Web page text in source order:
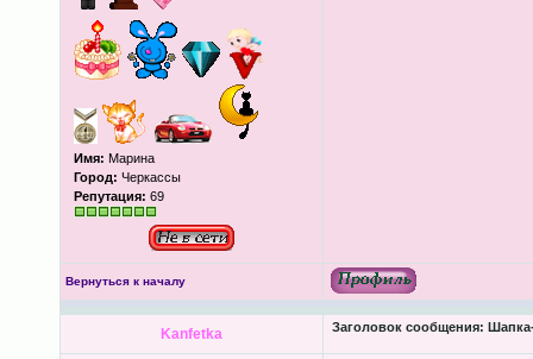
Имя: Марина
Город: Черкассы
Репутация: 69
Вернуться к началу
Kanfetka Заголовок сообщения: